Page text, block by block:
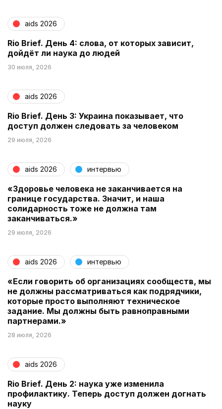
aids 2026
Rio Brief. День 4: слова, от которых зависит,
дойдёт ли наука до людей
30 июля, 2026
aids 2026
Rio Brief. День 3: Украина показывает, что
доступ должен следовать за человеком
29 июля, 2026
aids 2026 интервью
«Здоровье человека не заканчивается на
границе государства. Значит, и наша
солидарность тоже не должна там
заканчиваться.»
29 июля, 2026
aids 2026 интервью
«Если говорить об организациях сообществ, мы
не должны рассматриваться как подрядчики,
которые просто выполняют техническое
задание. Мы должны быть равноправными
партнерами.»
28 июля, 2026
aids 2026
Rio Brief. День 2: наука уже изменила
профилактику. Теперь доступ должен догнать
науку